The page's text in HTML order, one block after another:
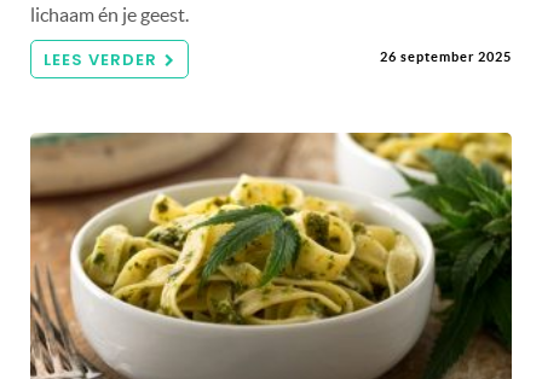
lichaam én je geest.
LEES VERDER 26 september 2025